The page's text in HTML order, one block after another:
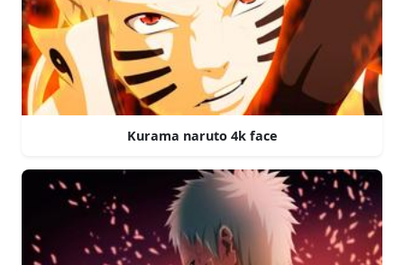
Kurama naruto 4k face